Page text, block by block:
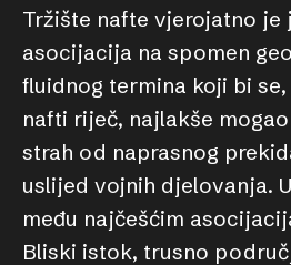
Tržište nafte vjerojatno je
asocijacija na spomen
fluidnog termina koji bi
nafti riječ, najlakše
strah od naprasnog
uslijed vojnih djelovanja.
među najčešćim
Bliski istok, trusno